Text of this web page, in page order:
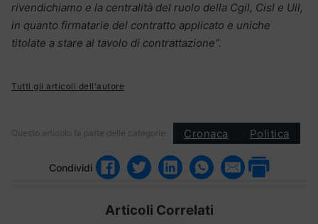
rivendichiamo e la centralità del ruolo della Cgil, Cisl e Uil,
in quanto firmatarie del contratto applicato e uniche
titolate a stare al tavolo di contrattazione”.
Tutti gli articoli dell'autore
Questo articolo fa parte delle categorie: Cronaca Politica
Condividi
Articoli Correlati